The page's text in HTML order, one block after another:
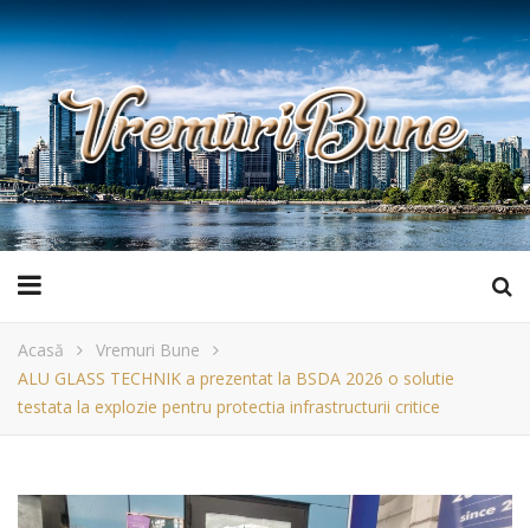
Acasă
Vremuri Bune
ALU GLASS TECHNIK a prezentat la BSDA 2026 o solutie
testata la explozie pentru protectia infrastructurii critice